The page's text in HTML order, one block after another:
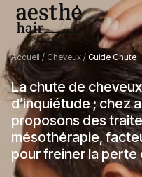
Accueil / Cheveux / Guide Chute
La chute de
d’inquiétude ; chez
proposons des
mésothérapie,
pour freiner la perte